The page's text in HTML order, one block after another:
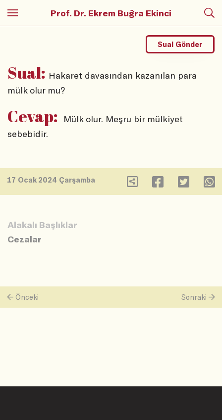
Prof. Dr. Ekrem Buğra Ekinci
Sual: Hakaret davasından kazanılan para
mülk olur mu?
Sual Gönder
Cevap:
Mülk olur. Meşru bir mülkiyet
sebebidir.
17 Ocak 2024 Çarşamba
Alakalı Başlıklar
Cezalar
Önceki Sonraki